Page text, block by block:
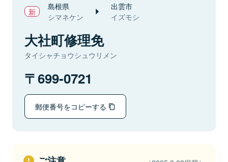
島根県
シマネケン
出雲市
イズモシ
大社町修理免
タイシャチョウシュウリメン
699-0721
郵便番号をコピーする